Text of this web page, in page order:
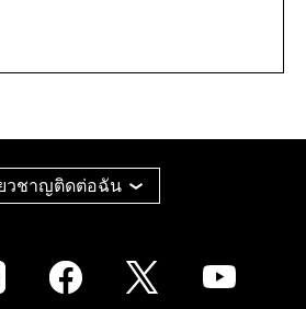
วชาญติดต่อฉัน
Facebook X YouTube